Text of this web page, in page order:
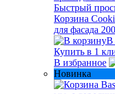
Быстрый
Корзина
для фасада
В
Купить в 1
В избранное
Новинка